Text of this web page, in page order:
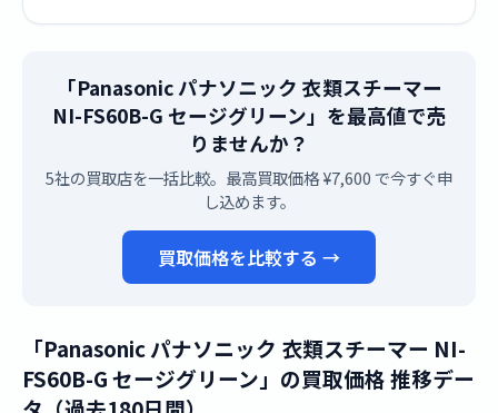
「Panasonic パナソニック 衣類スチーマー
NI-FS60B-G セージグリーン」を最高値で売
りませんか？
5社の買取店を一括比較。最高買取価格 ¥7,600 で今すぐ申
し込めます。
買取価格を比較する →
「Panasonic パナソニック 衣類スチーマー NI-
FS60B-G セージグリーン」の買取価格 推移デー